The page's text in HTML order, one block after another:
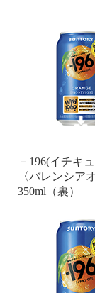
－196(イチキ
〈バレンシア
350ml（裏）